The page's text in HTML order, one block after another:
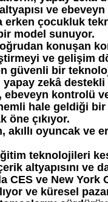
ve
erken çocukluk
model sunuyor.
konuşan
ve gelişim
güvenli bir
yapay zekâ
ebeveyn kontrolü
hale geldiği bir
öne çıkıyor.
akıllı oyuncak ve
teknolojileri
altyapısını ve
CES ve New York
ve küresel